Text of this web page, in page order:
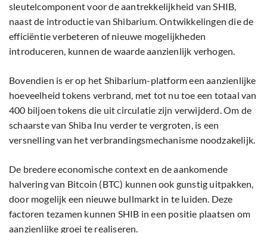
sleutelcomponent voor de aantrekkelijkheid van SHIB,
naast de introductie van Shibarium. Ontwikkelingen die de
efficiëntie verbeteren of nieuwe mogelijkheden
introduceren, kunnen de waarde aanzienlijk verhogen.
Bovendien is er op het Shibarium-platform een aanzienlijke
hoeveelheid tokens verbrand, met tot nu toe een totaal van
400 biljoen tokens die uit circulatie zijn verwijderd. Om de
schaarste van Shiba Inu verder te vergroten, is een
versnelling van het verbrandingsmechanisme noodzakelijk.
De bredere economische context en de aankomende
halvering van Bitcoin (BTC) kunnen ook gunstig uitpakken,
door mogelijk een nieuwe bullmarkt in te luiden. Deze
factoren tezamen kunnen SHIB in een positie plaatsen om
aanzienlijke groei te realiseren.